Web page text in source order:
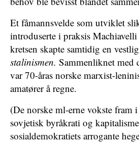
Et fåmannsvelde som utviklet
introduserte i praksis
kretsen skapte samtidig en
stalinismen. Sammenliknet med
var 70-åras norske marxist-
amatører å regne.
(De norske ml-erne vokste
sovjetisk byråkrati og
sosialdemokratiets arrogante